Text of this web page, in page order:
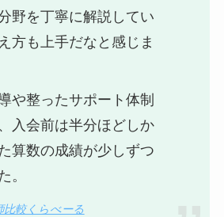
野を丁寧に解説してい
方も上手だなと感じま
や整ったサポート体制
入会前は半分ほどしか
算数の成績が少しずつ
。
比較くらべーる